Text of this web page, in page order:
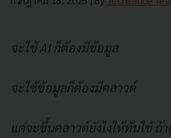
จะใช้ AI ก็ต้องมีข้อมูล
จะใช้ข้อมูลก็ต้องมีคลาวด์
แต่จะขึ้นคลาวด์ยังไงให้ทันใช้ ถ้